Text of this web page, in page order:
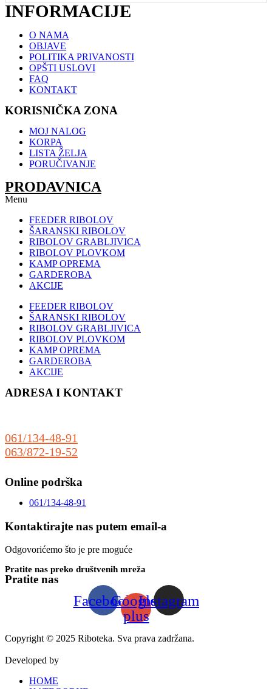
INFORMACIJE
O NAMA
OBJAVE
POLITIKA PRIVANOSTI
OPŠTI USLOVI
FAQ
KONTAKT
KORISNIČKA ZONA
MOJ NALOG
KORPA
LISTA ŽELJA
PORUČIVANJE
PRODAVNICA
Menu
FEEDER RIBOLOV
ŠARANSKI RIBOLOV
RIBOLOV GRABLJIVICA
RIBOLOV PLOVKOM
KAMP OPREMA
GARDEROBA
AKCIJE
FEEDER RIBOLOV
ŠARANSKI RIBOLOV
RIBOLOV GRABLJIVICA
RIBOLOV PLOVKOM
KAMP OPREMA
GARDEROBA
AKCIJE
ADRESA I KONTAKT
061/134-48-91
063/872-19-52
Online podrška
061/134-48-91
Kontaktirajte nas putem email-a
Odgovorićemo što je pre moguće
Pratite nas preko društvenih mreža
Pratite nas
FacebookGoogle-
plus
Instagram
Copyright © 2025 Riboteka. Sva prava zadržana.
Developed by
HOME